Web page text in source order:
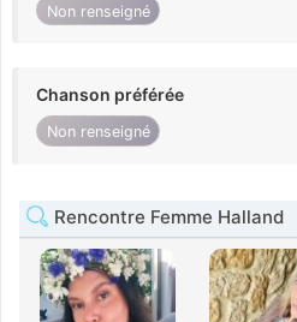
Non renseigné
Chanson préférée
Non renseigné
Rencontre Femme Halland